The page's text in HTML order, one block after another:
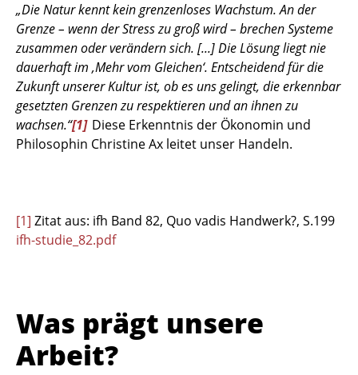
„Die Natur kennt kein grenzenloses Wachstum. An der
Grenze – wenn der Stress zu groß wird – brechen Systeme
zusammen oder verändern sich. [...] Die Lösung liegt nie
dauerhaft im ‚Mehr vom Gleichen‘. Entscheidend für die
Zukunft unserer Kultur ist, ob es uns gelingt, die erkennbar
gesetzten Grenzen zu respektieren und an ihnen zu
wachsen.“[1] Diese Erkenntnis der Ökonomin und
Philosophin Christine Ax leitet unser Handeln.
[1] Zitat aus: ifh Band 82, Quo vadis Handwerk?, S.199
ifh-studie_82.pdf
Was prägt unsere
Arbeit?